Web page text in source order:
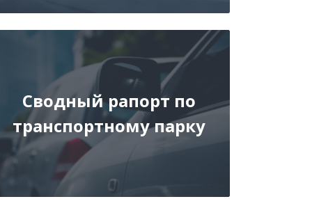
Сводный рапорт по
транспортному парку